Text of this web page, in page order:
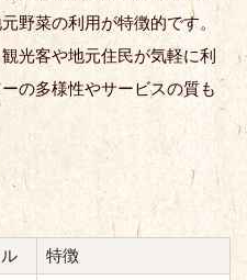
野菜の利用が特徴的です。
光客や地元住民が気軽に利
の多様性やサービスの質も
特徴